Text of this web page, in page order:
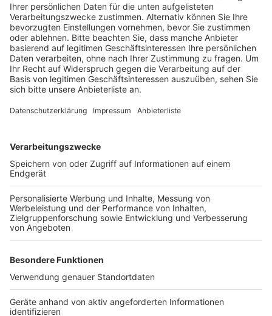
Zudem erzählt der Song eine persönliche Geschichte:
Das Kennenlernen seiner Frau. Schulte möchte "diesen
Moment, wenn eine Sekunde im Leben plötzlich zu
etwas ganz großem wird", mit seinem Publikum teilen.
Hier könnt ihr ihn euch in voller Länge anhören.
Anzeige
Wir benötigen Ihre
Zustimmung, um den YouTube
Wir verwenden einen Service eines
Drittanbieters, um Videoinhalte
einzubetten. Dieser Service kann
Daten zu Ihren Aktivitäten
sammeln. Bitte lesen Sie die
Details durch und stimmen Sie der
Nutzung des Service zu, um dieses
Video anzusehen.